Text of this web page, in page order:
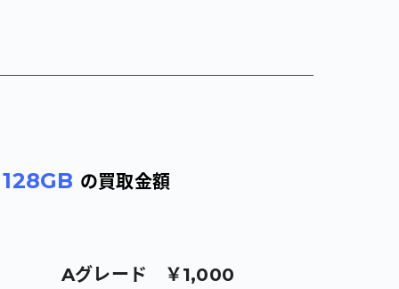
128GB の買取金額
Aグレード ￥1,000